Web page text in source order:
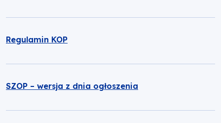
Regulamin KOP
SZOP – wersja z dnia ogłoszenia